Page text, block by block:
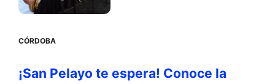
CÓRDOBA
¡San Pelayo te espera! Conoce la